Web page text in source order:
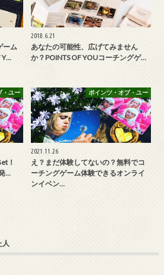
ーム
Y…
2018.6.21
あなたの可能性、広げてみません
か？POINTS OF YOUコーチングゲ…
・ユー
！
…
ポインツ・オブ・ユー
2021.11.26
え？まだ体験してないの？無料でコ
ーチングゲーム体験できるオンライ
ンイベン…
人